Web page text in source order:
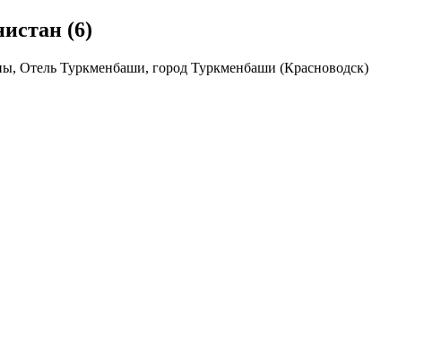
(6)
Отель Туркменбаши, город Туркменбаши (Красноводск)